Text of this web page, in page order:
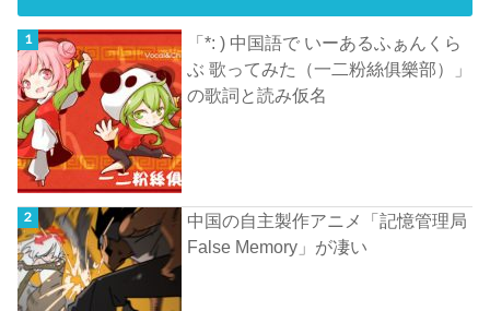
「*: ) 中国語で いーあるふぁんくら
ぶ 歌ってみた（一二粉絲俱樂部）」
の歌詞と読み仮名
中国の自主製作アニメ「記憶管理局
False Memory」が凄い